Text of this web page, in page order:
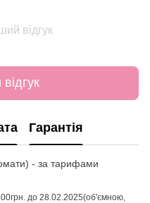
відгук
Гарантія
- за тарифами
до 28.02.2025(об'ємною,